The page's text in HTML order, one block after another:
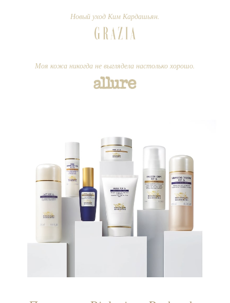
Новый уход Ким Кардашьян.
Моя кожа никогда не выглядела настолько хорошо.